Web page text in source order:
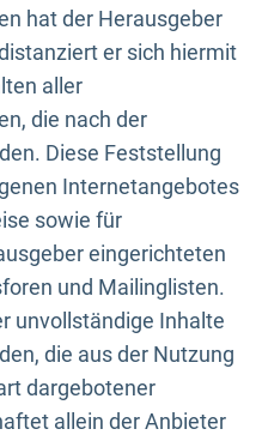
hat der Herausgeber
er sich hiermit
aller
die nach der
Diese Feststellung
Internetangebotes
sowie für
eingerichteten
und Mailinglisten.
unvollständige Inhalte
die aus der Nutzung
dargebotener
allein der Anbieter